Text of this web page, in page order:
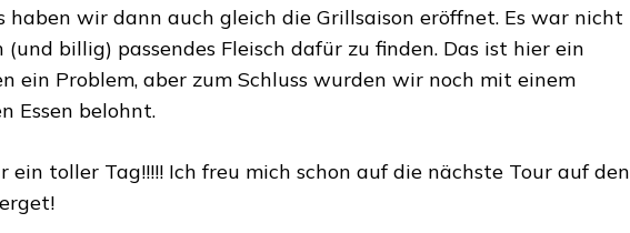
haben wir dann auch gleich die Grillsaison eröffnet. Es war nicht
(und billig) passendes Fleisch dafür zu finden. Das ist hier ein
ein Problem, aber zum Schluss wurden wir noch mit einem
Essen belohnt.
ein toller Tag!!!!! Ich freu mich schon auf die nächste Tour auf den